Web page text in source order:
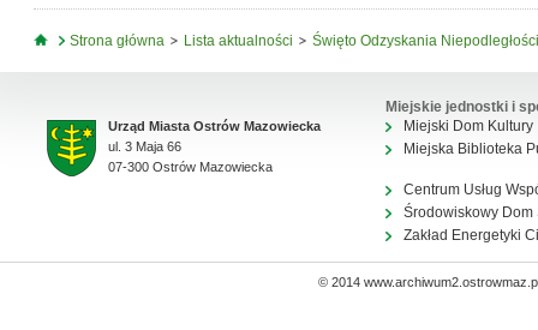
Jesteś tutaj
Strona główna Lista aktualności Święto Odzyskania
Urząd Miasta Ostrów Mazowiecka
ul. 3 Maja 66
07-300 Ostrów Mazowiecka
Miejskie jednostki i
Miejski Dom Kultury
Miejska Biblioteka
Centrum Usług
Środowiskowy Dom
Zakład Energetyki
© 2014